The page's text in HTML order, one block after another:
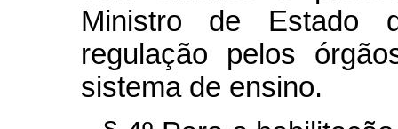
Ministro de Estado
regulação pelos
sistema de ensino.